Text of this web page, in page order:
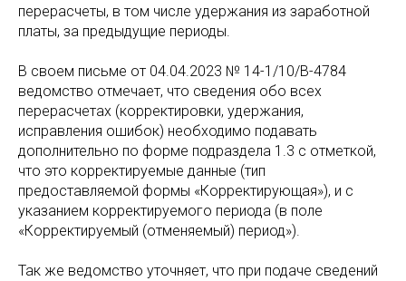
перерасчеты, в том числе удержания из заработной
платы, за предыдущие периоды.
В своем письме от 04.04.2023 № 14-1/10/В-4784
ведомство отмечает, что сведения обо всех
перерасчетах (корректировки, удержания,
исправления ошибок) необходимо подавать
дополнительно по форме подраздела 1.3 с отметкой,
что это корректируемые данные (тип
предоставляемой формы «Корректирующая»), и с
указанием корректируемого периода (в поле
«Корректируемый (отменяемый) период»).
Так же ведомство уточняет, что при подаче сведений